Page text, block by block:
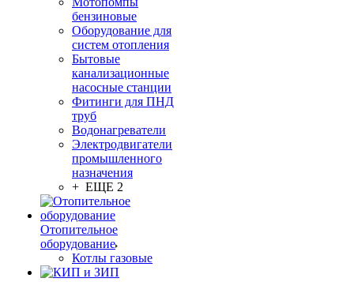
бензиновые
Оборудование для
систем отопления
Бытовые
канализационные
насосные станции
Фитинги для ПНД
труб
Водонагреватели
Электродвигатели
промышленного
назначения
+ ЕЩЕ 2
Отопительное
оборудование
Котлы газовые